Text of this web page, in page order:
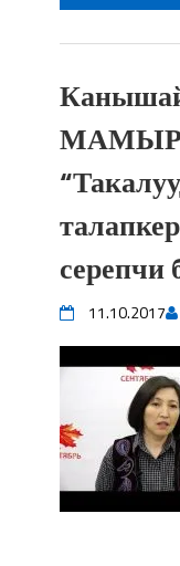
серепчи
11.10.2017